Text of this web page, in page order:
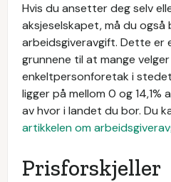
Hvis du ansetter deg selv
aksjeselskapet, må du også
arbeidsgiveravgift. Dette er
grunnene til at mange
enkeltpersonforetak i
ligger på mellom 0 og
av hvor i landet du bor. Du
artikkelen om
Prisforskjeller